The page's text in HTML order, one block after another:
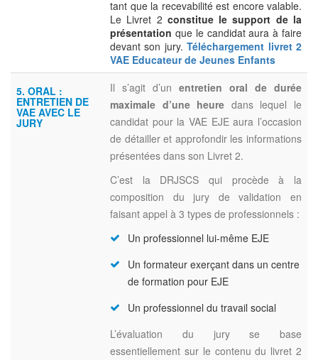
tant que la recevabilité est encore valable.
Le Livret 2 constitue le support de la
présentation que le candidat aura à faire
devant son jury.Téléchargement livret 2
VAE Educateur de Jeunes Enfants
5. ORAL :
ENTRETIEN DE
VAE AVEC LE
JURY
Il s’agit d’un entretien oral de durée
maximale d’une heure dans lequel le
candidat pour la VAE EJE aura l’occasion
de détailler et approfondir les informations
présentées dans son Livret 2.
C’est la DRJSCS qui procède à la
composition du jury de validation en
faisant appel à 3 types de professionnels :
Un professionnel lui-même EJE
Un formateur exerçant dans un centre
de formation pour EJE
Un professionnel du travail social
L’évaluation du jury se base
essentiellement sur le contenu du livret 2